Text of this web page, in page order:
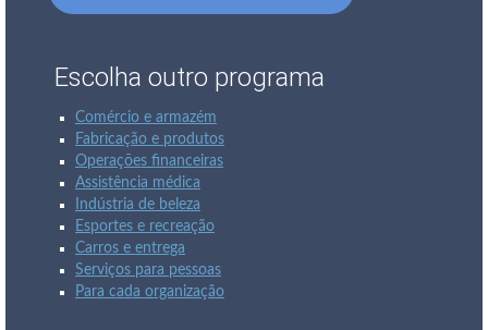
Escolha outro programa
Comércio e armazém
Fabricação e produtos
Operações financeiras
Assistência médica
Indústria de beleza
Esportes e recreação
Carros e entrega
Serviços para pessoas
Para cada organização